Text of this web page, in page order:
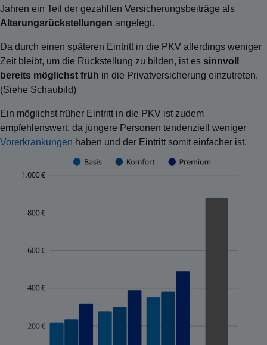
Jahren ein Teil der gezahlten Versicherungsbeiträge als
Alterungsrückstellungen angelegt.
Da durch einen späteren Eintritt in die PKV allerdings weniger
Zeit bleibt, um die Rückstellung zu bilden, ist es sinnvoll
bereits möglichst früh in die Privatversicherung einzutreten.
(Siehe Schaubild)
Ein möglichst früher Eintritt in die PKV ist zudem
empfehlenswert, da jüngere Personen tendenziell weniger
Vorerkrankungen haben und der Eintritt somit einfacher ist.